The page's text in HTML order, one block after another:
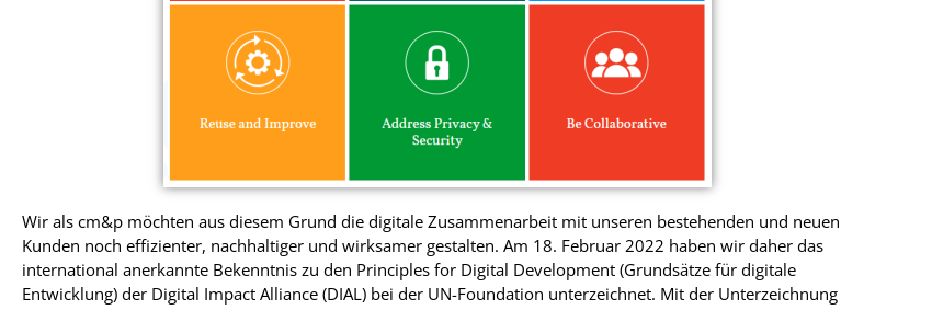
Wir als cm&p möchten aus diesem Grund die digitale Zusammenarbeit mit unseren bestehenden und neuen
Kunden noch effizienter, nachhaltiger und wirksamer gestalten. Am 18. Februar 2022 haben wir daher das
international anerkannte Bekenntnis zu den Principles for Digital Development (Grundsätze für digitale
Entwicklung) der Digital Impact Alliance (DIAL) bei der UN-Foundation unterzeichnet. Mit der Unterzeichnung